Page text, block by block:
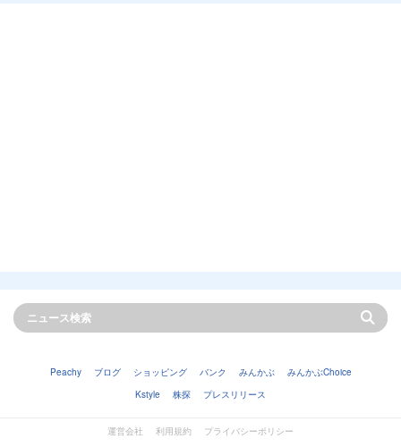
Peachy ブログ ショッピング バンク みんかぶ
みんかぶChoice
Kstyle
株探 プレスリリース
運営会社 利用規約 プライバシーポリシー